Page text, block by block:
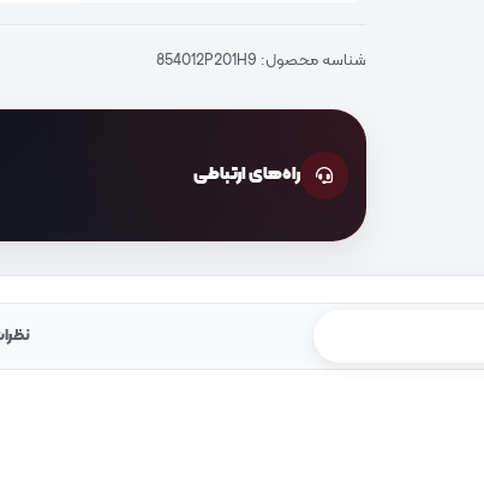
شناسه محصول: 854012P201H9
راه‌های ارتباطی